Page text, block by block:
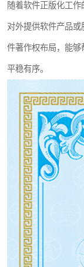
随着软件正版化工
对外提供软件产品
件著作权布局，能
平稳有序。